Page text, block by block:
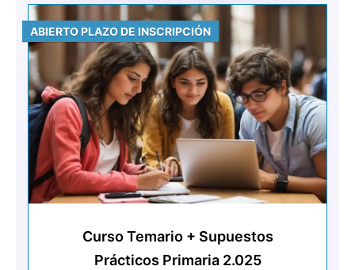
ABIERTO PLAZO DE INSCRIPCIÓN
Curso Temario + Supuestos
Prácticos Primaria 2.025